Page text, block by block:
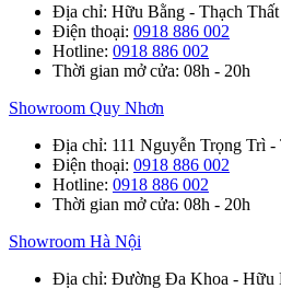
Địa chỉ: Hữu Bằng - Thạch
Điện thoại: 0918 886 002
Hotline: 0918 886 002
Thời gian mở cửa: 08h - 20h
Showroom Quy Nhơn
Địa chỉ: 111 Nguyễn Trọng Trì
Điện thoại: 0918 886 002
Hotline: 0918 886 002
Thời gian mở cửa: 08h - 20h
Showroom Hà Nội
Địa chỉ: Đường Đa Khoa - Hữu